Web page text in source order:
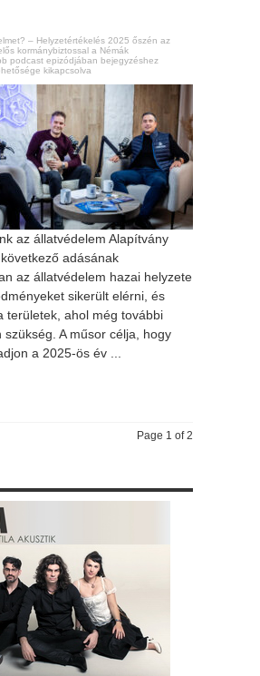
– Helyzetértékelés 2025 őszén az
kormánybiztossal a Némák
podcast epizódjában bejegyzéshez
kikapcsolva
az állatvédelem Alapítvány
adásának
az állatvédelem hazai helyzete
sikerült elérni, és
területek, ahol még további
szükség. A műsor célja, hogy
a 2025-ös év ...
Page 1 of 2